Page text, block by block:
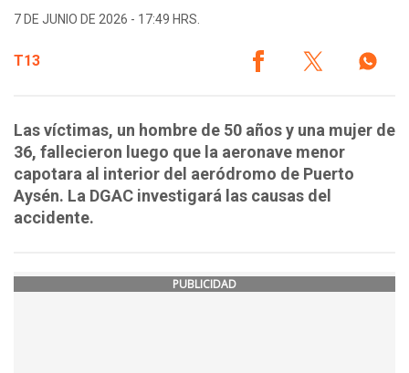
7 DE JUNIO DE 2026 - 17:49 HRS.
T13
Las víctimas, un hombre de 50 años y una mujer de
36, fallecieron luego que la aeronave menor
capotara al interior del aeródromo de Puerto
Aysén. La DGAC investigará las causas del
accidente.
PUBLICIDAD